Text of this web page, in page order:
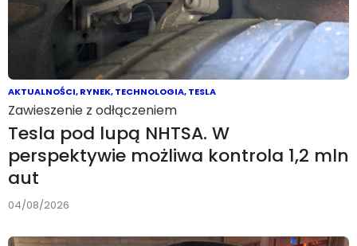
AKTUALNOŚCI,RYNEK,TECHNOLOGIA,TESLA
Zawieszenie z odłączeniem
Tesla pod lupą NHTSA. W
perspektywie możliwa kontrola 1,2 mln
aut
04/08/2026